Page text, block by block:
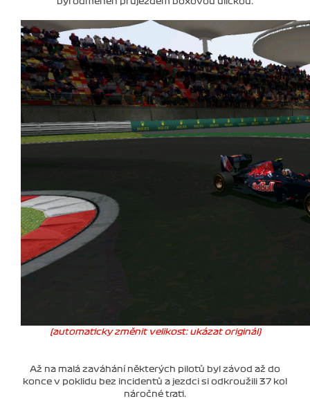
byl odměněn průjezdem boxovou uličkou.
(automaticky změnit velikost: ukázat originál)
Až na malá zaváhání některých pilotů byl závod až do
konce v poklidu bez incidentů a jezdci si odkroužili 37 kol
náročné trati.